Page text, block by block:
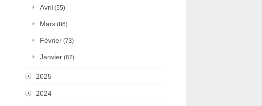
Avril (55)
Mars (86)
Février (73)
Janvier (87)
2025
2024